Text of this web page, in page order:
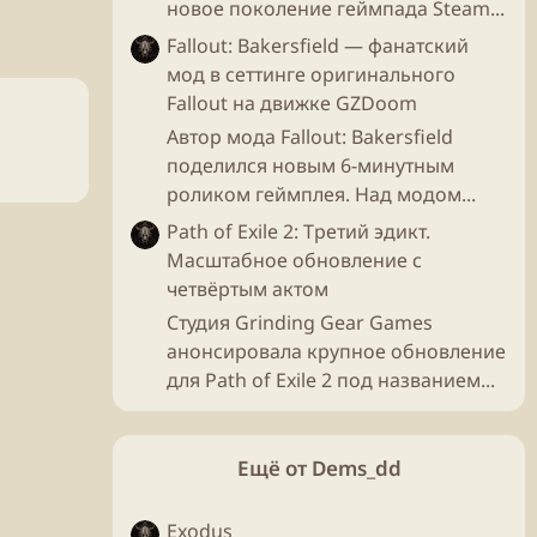
новое поколение геймпада Steam...
Fallout: Bakersfield — фанатский
мод в сеттинге оригинального
Fallout на движке GZDoom
Автор мода Fallout: Bakersfield
поделился новым 6-минутным
роликом геймплея. Над модом...
Path of Exile 2: Третий эдикт.
Масштабное обновление с
четвёртым актом
Студия Grinding Gear Games
анонсировала крупное обновление
для Path of Exile 2 под названием...
Ещё от Dems_dd
Exodus